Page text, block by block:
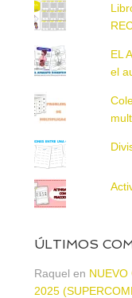
EL
el
ÚLTIMOS
Raquel en NUEVO
2025